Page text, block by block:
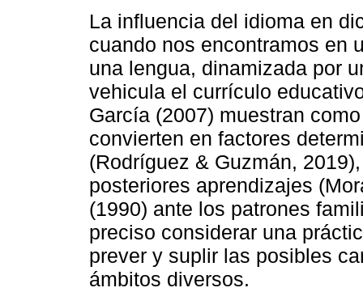
La influencia del idioma en
cuando nos encontramos en
una lengua, dinamizada por
vehicula el currículo
García (2007) muestran
convierten en factores
(Rodríguez & Guzmán,
posteriores aprendizajes
(1990) ante los patrones
preciso considerar una
prever y suplir las posibles
ámbitos diversos.